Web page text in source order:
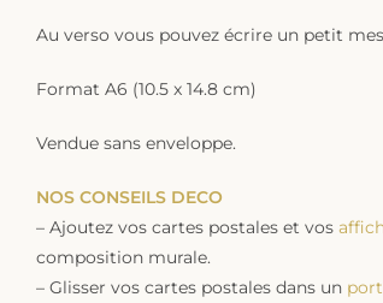
Au verso vous pouvez écrire un petit
Format A6 (10.5 x 14.8 cm)
Vendue sans enveloppe.
NOS CONSEILS DECO
– Ajoutez vos cartes postales et vos
composition murale.
– Glisser vos cartes postales dans un